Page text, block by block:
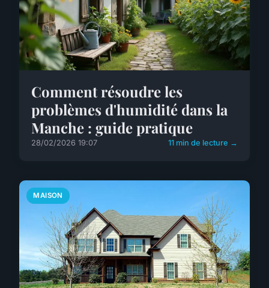
Comment résoudre les
problèmes d'humidité dans la
Manche : guide pratique
28/02/2026 19:07 11 min de lecture →
MAISON